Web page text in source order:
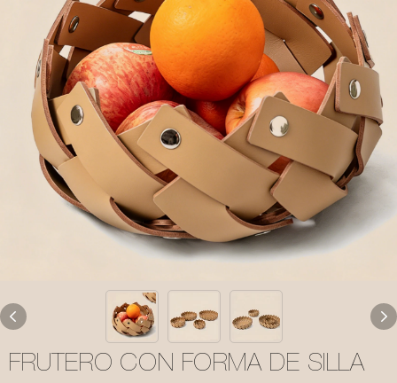
FRUTERO CON FORMA DE SILLA